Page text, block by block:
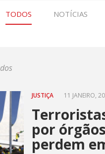
TODOS NOTÍCIAS
JUSTIÇA 11 JANEIRO,
por
perdem